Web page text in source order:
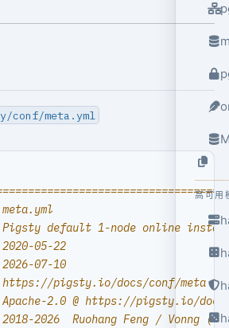
高可用
conf/meta.yml
default 1-node online
05-22
07-10
pigsty.io/docs/conf/meta
2.0 @ https://pigsty.io/
2026  Ruohang Feng / Vonng